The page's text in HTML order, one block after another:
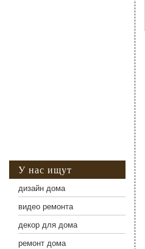
У нас ищут
дизайн дома
видео ремонта
декор для дома
ремонт дома